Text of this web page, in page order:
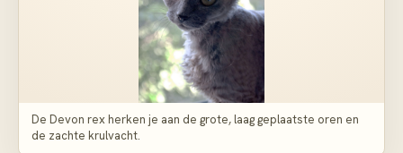
De Devon rex herken je aan de grote, laag geplaatste oren en
de zachte krulvacht.